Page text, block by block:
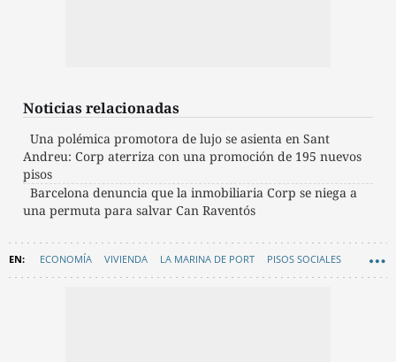
Noticias relacionadas
Una polémica promotora de lujo se asienta en Sant
Andreu: Corp aterriza con una promoción de 195 nuevos
pisos
Barcelona denuncia que la inmobiliaria Corp se niega a
una permuta para salvar Can Raventós
ECONOMÍA VIVIENDA LA MARINA DE PORT PISOS SOCIALES